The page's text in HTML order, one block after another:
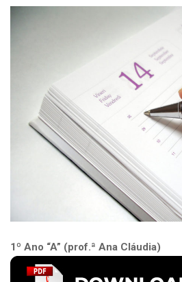
1º Ano “A” (prof.ª Ana Cláudia)